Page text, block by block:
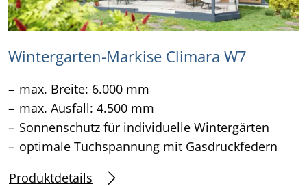
Wintergarten-Markise Climara W7
max. Breite: 6.000 mm
max. Ausfall: 4.500 mm
Sonnenschutz für individuelle Wintergärten
optimale Tuchspannung mit Gasdruckfedern
Produktdetails